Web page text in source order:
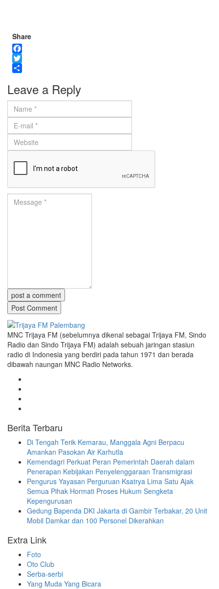
Share
Facebook
Twitter
Leave a Reply
post a comment
MNC Trijaya FM (sebelumnya dikenal sebagai Trijaya FM, Sindo
Radio dan Sindo Trijaya FM) adalah sebuah jaringan stasiun
radio di Indonesia yang berdiri pada tahun 1971 dan berada
dibawah naungan MNC Radio Networks.
Berita Terbaru
​Di Tengah Terik Kemarau, Manggala Agni Berpacu
Amankan Pasokan Air Karhutla
Kemendagri Perkuat Peran Pemerintah Daerah dalam
Penerapan Kebijakan Penyelenggaraan Transmigrasi
Pengurus Yayasan Perguruan Ksatrya Lima Satu Ajak
Semua Pihak Hormati Proses Hukum Sengketa
Kepengurusan
Gedung Bapenda DKI Jakarta di Gambir Terbakar, 20 Unit
Mobil Damkar dan 100 Personel Dikerahkan
Extra Link
Foto
Oto Club
Serba-serbi
Yang Muda Yang Bicara